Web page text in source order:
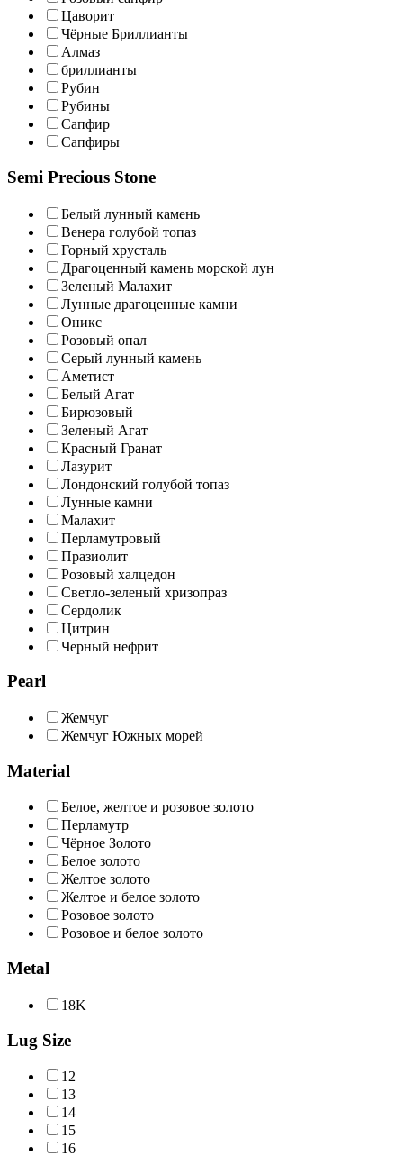
Цаворит
Чёрные Бриллианты
Алмаз
бриллианты
Рубин
Рубины
Сапфир
Сапфиры
Semi Precious Stone
Белый лунный камень
Венера голубой топаз
Горный хрусталь
Драгоценный камень морской лун
Зеленый Малахит
Лунные драгоценные камни
Оникс
Розовый опал
Серый лунный камень
Аметист
Белый Агат
Бирюзовый
Зеленый Агат
Красный Гранат
Лазурит
Лондонский голубой топаз
Лунные камни
Малахит
Перламутровый
Празиолит
Розовый халцедон
Светло-зеленый хризопраз
Сердолик
Цитрин
Черный нефрит
Pearl
Жемчуг
Жемчуг Южных морей
Material
Белое, желтое и розовое золото
Перламутр
Чёрное Золото
Белое золото
Желтое золото
Желтое и белое золото
Розовое золото
Розовое и белое золото
Metal
18Κ
Lug Size
12
13
14
15
16